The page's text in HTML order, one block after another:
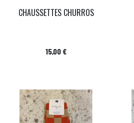
CHAUSSETTES CHURROS
Prix
15,00 €